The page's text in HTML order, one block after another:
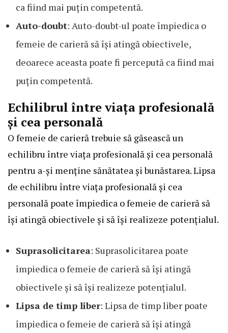
ca fiind mai puțin competentă.
Auto-doubt: Auto-doubt-ul poate împiedica o
femeie de carieră să își atingă obiectivele,
deoarece aceasta poate fi percepută ca fiind mai
puțin competentă.
Echilibrul între viața profesională
și cea personală
O femeie de carieră trebuie să găsească un
echilibru între viața profesională și cea personală
pentru a-și menține sănătatea și bunăstarea. Lipsa
de echilibru între viața profesională și cea
personală poate împiedica o femeie de carieră să
își atingă obiectivele și să își realizeze potențialul.
Suprasolicitarea: Suprasolicitarea poate
împiedica o femeie de carieră să își atingă
obiectivele și să își realizeze potențialul.
Lipsa de timp liber: Lipsa de timp liber poate
împiedica o femeie de carieră să își atingă